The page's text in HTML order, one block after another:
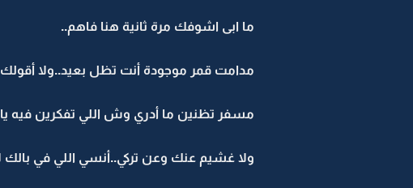
ما ابى اشوفك مرة ثانية هنا فاهم..
مدامت قمر موجودة أنت تظل بعيد..ولا
مسفر تظنين ما أدري وش اللي تفكرين فيه يا
ولا غشيم عنك وعن تركي..أنسي اللي في بالك